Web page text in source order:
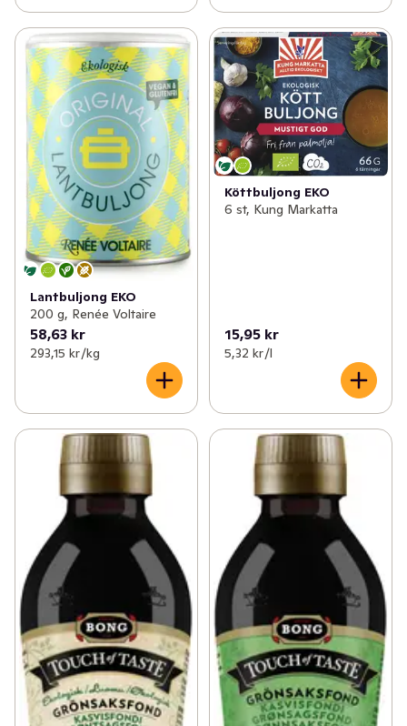
Lantbuljong EKO
200 g, Renée Voltaire
58,63 kr
293,15 kr /kg
Köttbuljong EKO
6 st, Kung Markatta
15,95 kr
5,32 kr /l